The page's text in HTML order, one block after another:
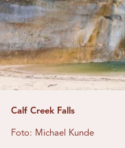
Calf Creek Falls
Foto: Michael Kunde